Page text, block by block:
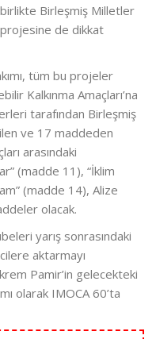
Birleşmiş Milletler
de dikkat
tüm bu projeler
Kalkınma Amaçları’na
tarafından Birleşmiş
ve 17 maddeden
arasındaki
(madde 11), “İklim
(madde 14), Alize
olacak.
yarış sonrasındaki
aktarmayı
Pamir’in gelecekteki
olarak IMOCA 60’ta